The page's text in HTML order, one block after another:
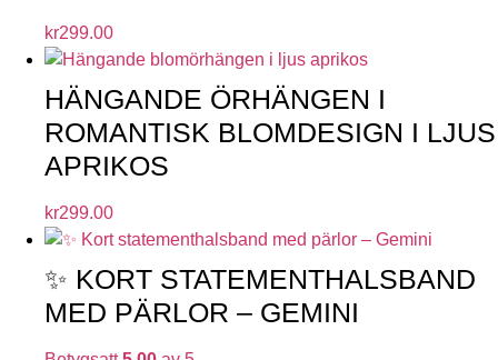
kr299.00
HÄNGANDE ÖRHÄNGEN I
ROMANTISK BLOMDESIGN I LJUS
APRIKOS
kr299.00
✨ KORT STATEMENTHALSBAND
MED PÄRLOR – GEMINI